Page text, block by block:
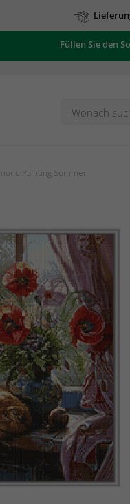
Füllen Sie den
Painting Sommer